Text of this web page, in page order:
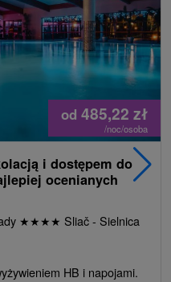
od 485,22 zł
/noc/osoba
i dostępem do
ocenianych
★★★★ Sliač - Sielnica
HB i napojami.